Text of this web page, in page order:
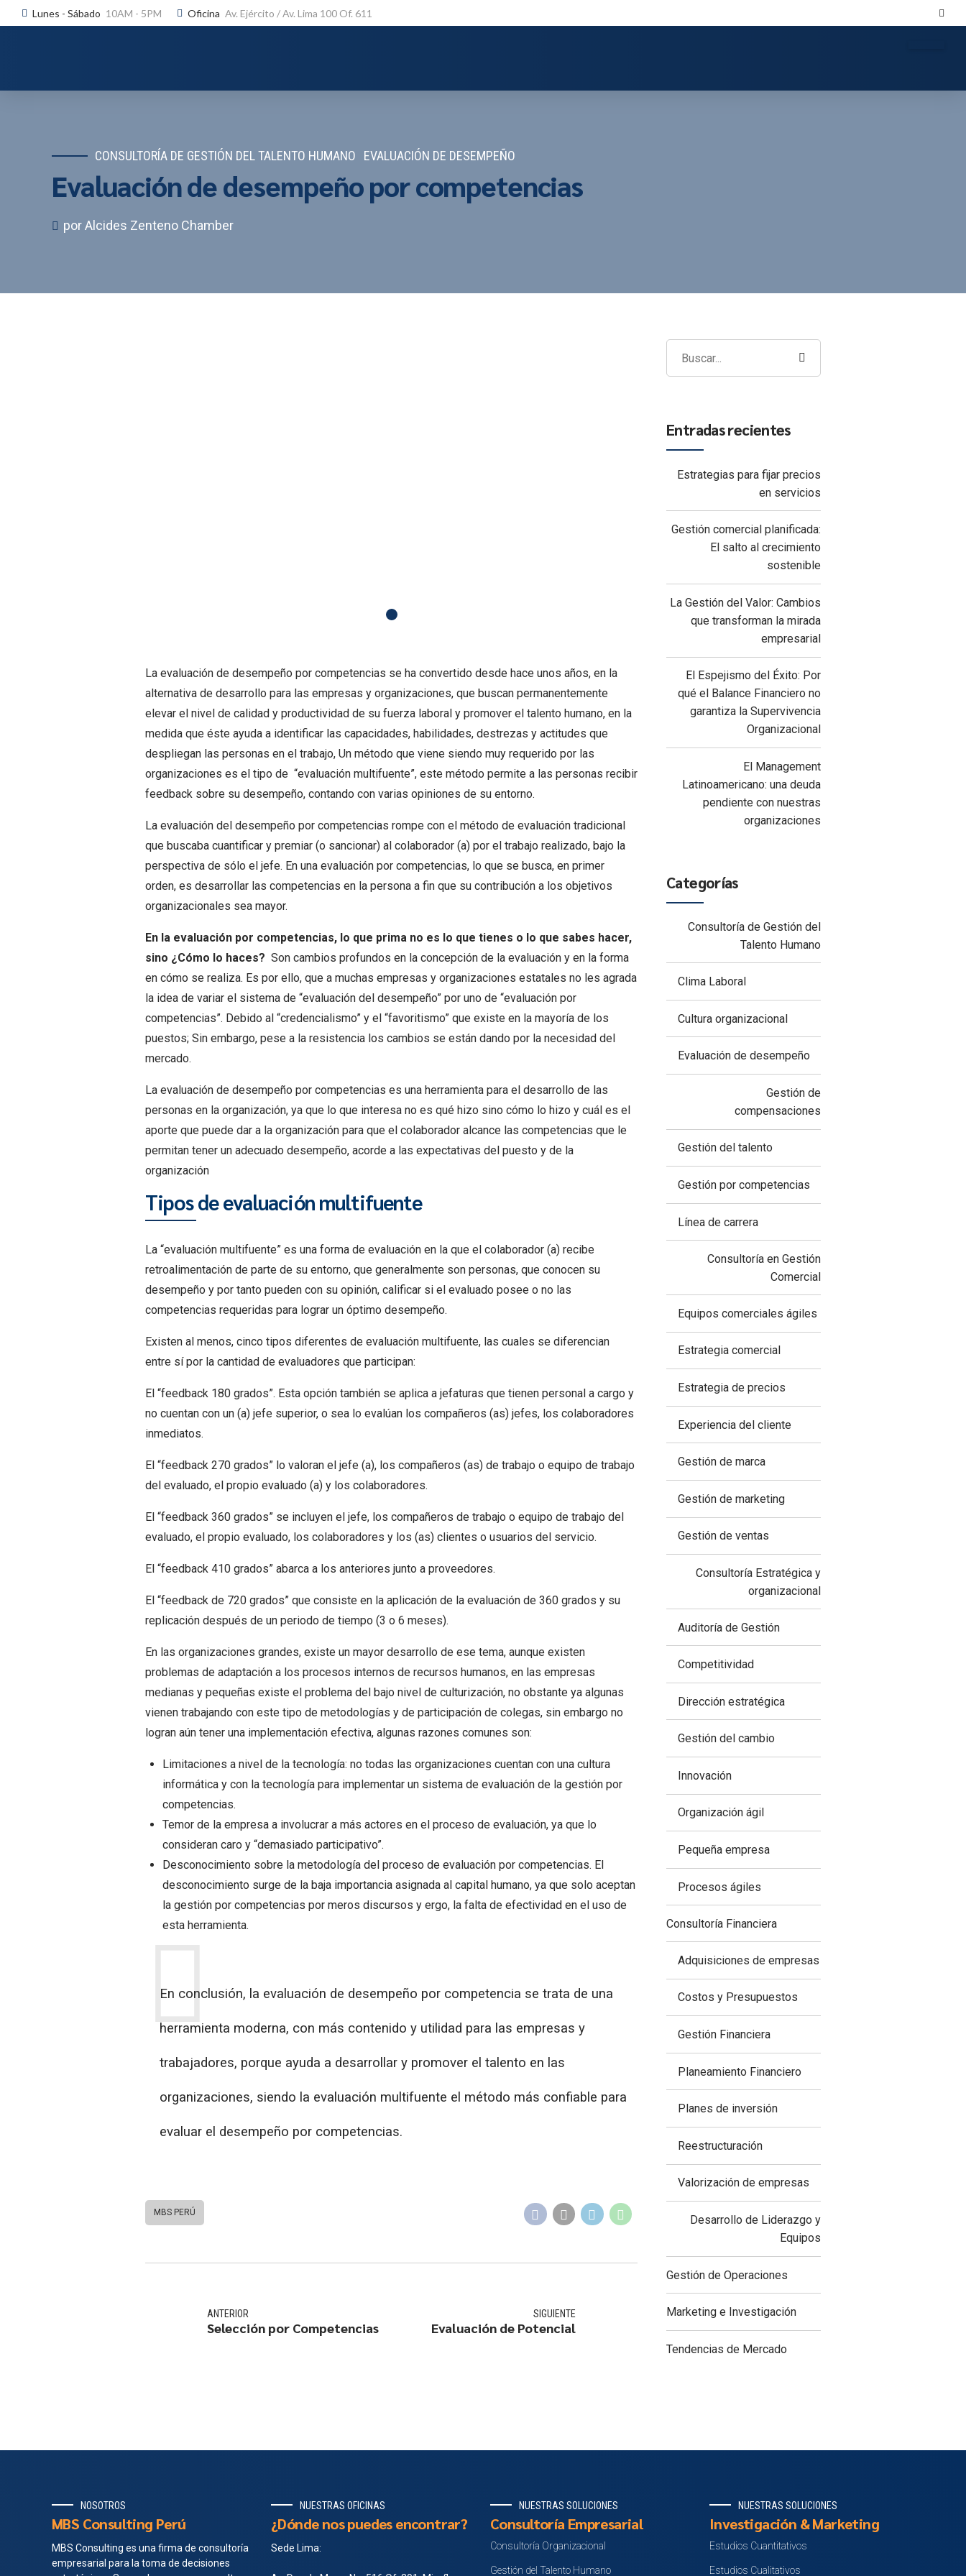
Lunes - Sábado 10AM - 5PM Oficina Av. Ejército / Av. Lima 100 Of. 611
CONSULTORÍA DE GESTIÓN DEL TALENTO HUMANO EVALUACIÓN DE DESEMPEÑO
Evaluación de desempeño por competencias
por Alcides Zenteno Chamber
La evaluación de desempeño por competencias se ha convertido desde hace unos años, en la
alternativa de desarrollo para las empresas y organizaciones, que buscan permanentemente
elevar el nivel de calidad y productividad de su fuerza laboral y promover el talento humano, en la
medida que éste ayuda a identificar las capacidades, habilidades, destrezas y actitudes que
despliegan las personas en el trabajo, Un método que viene siendo muy requerido por las
organizaciones es el tipo de “evaluación multifuente”, este método permite a las personas recibir
feedback sobre su desempeño, contando con varias opiniones de su entorno.
La evaluación del desempeño por competencias rompe con el método de evaluación tradicional
que buscaba cuantificar y premiar (o sancionar) al colaborador (a) por el trabajo realizado, bajo la
perspectiva de sólo el jefe. En una evaluación por competencias, lo que se busca, en primer
orden, es desarrollar las competencias en la persona a fin que su contribución a los objetivos
organizacionales sea mayor.
En la evaluación por competencias, lo que prima no es lo que tienes o lo que sabes hacer,
sino ¿Cómo lo haces? Son cambios profundos en la concepción de la evaluación y en la forma
en cómo se realiza. Es por ello, que a muchas empresas y organizaciones estatales no les agrada
la idea de variar el sistema de “evaluación del desempeño” por uno de “evaluación por
competencias”. Debido al “credencialismo” y el “favoritismo” que existe en la mayoría de los
puestos; Sin embargo, pese a la resistencia los cambios se están dando por la necesidad del
mercado.
La evaluación de desempeño por competencias es una herramienta para el desarrollo de las
personas en la organización, ya que lo que interesa no es qué hizo sino cómo lo hizo y cuál es el
aporte que puede dar a la organización para que el colaborador alcance las competencias que le
permitan tener un adecuado desempeño, acorde a las expectativas del puesto y de la
organización
Tipos de evaluación multifuente
La “evaluación multifuente” es una forma de evaluación en la que el colaborador (a) recibe
retroalimentación de parte de su entorno, que generalmente son personas, que conocen su
desempeño y por tanto pueden con su opinión, calificar si el evaluado posee o no las
competencias requeridas para lograr un óptimo desempeño.
Existen al menos, cinco tipos diferentes de evaluación multifuente, las cuales se diferencian
entre sí por la cantidad de evaluadores que participan:
El “feedback 180 grados”. Esta opción también se aplica a jefaturas que tienen personal a cargo y
no cuentan con un (a) jefe superior, o sea lo evalúan los compañeros (as) jefes, los colaboradores
inmediatos.
El “feedback 270 grados” lo valoran el jefe (a), los compañeros (as) de trabajo o equipo de trabajo
del evaluado, el propio evaluado (a) y los colaboradores.
El “feedback 360 grados” se incluyen el jefe, los compañeros de trabajo o equipo de trabajo del
evaluado, el propio evaluado, los colaboradores y los (as) clientes o usuarios del servicio.
El “feedback 410 grados” abarca a los anteriores junto a proveedores.
El “feedback de 720 grados” que consiste en la aplicación de la evaluación de 360 grados y su
replicación después de un periodo de tiempo (3 o 6 meses).
En las organizaciones grandes, existe un mayor desarrollo de ese tema, aunque existen
problemas de adaptación a los procesos internos de recursos humanos, en las empresas
medianas y pequeñas existe el problema del bajo nivel de culturización, no obstante ya algunas
vienen trabajando con este tipo de metodologías y de participación de colegas, sin embargo no
logran aún tener una implementación efectiva, algunas razones comunes son:
Limitaciones a nivel de la tecnología: no todas las organizaciones cuentan con una cultura
informática y con la tecnología para implementar un sistema de evaluación de la gestión por
competencias.
Temor de la empresa a involucrar a más actores en el proceso de evaluación, ya que lo
consideran caro y “demasiado participativo”.
Desconocimiento sobre la metodología del proceso de evaluación por competencias. El
desconocimiento surge de la baja importancia asignada al capital humano, ya que solo aceptan
la gestión por competencias por meros discursos y ergo, la falta de efectividad en el uso de
esta herramienta.
En conclusión, la evaluación de desempeño por competencia se trata de una
herramienta moderna, con más contenido y utilidad para las empresas y
trabajadores, porque ayuda a desarrollar y promover el talento en las
organizaciones, siendo la evaluación multifuente el método más confiable para
evaluar el desempeño por competencias.
MBS PERÚ
ANTERIOR
Selección por Competencias
SIGUIENTE
Evaluación de Potencial
Entradas recientes
Estrategias para fijar precios
en servicios
Gestión comercial planificada:
El salto al crecimiento
sostenible
La Gestión del Valor: Cambios
que transforman la mirada
empresarial
El Espejismo del Éxito: Por
qué el Balance Financiero no
garantiza la Supervivencia
Organizacional
El Management
Latinoamericano: una deuda
pendiente con nuestras
organizaciones
Categorías
Consultoría de Gestión del
Talento Humano
Clima Laboral
Cultura organizacional
Evaluación de desempeño
Gestión de
compensaciones
Gestión del talento
Gestión por competencias
Línea de carrera
Consultoría en Gestión
Comercial
Equipos comerciales ágiles
Estrategia comercial
Estrategia de precios
Experiencia del cliente
Gestión de marca
Gestión de marketing
Gestión de ventas
Consultoría Estratégica y
organizacional
Auditoría de Gestión
Competitividad
Dirección estratégica
Gestión del cambio
Innovación
Organización ágil
Pequeña empresa
Procesos ágiles
Consultoría Financiera
Adquisiciones de empresas
Costos y Presupuestos
Gestión Financiera
Planeamiento Financiero
Planes de inversión
Reestructuración
Valorización de empresas
Desarrollo de Liderazgo y
Equipos
Gestión de Operaciones
Marketing e Investigación
Tendencias de Mercado
NOSOTROS
MBS Consulting Perú
MBS Consulting es una firma de consultoría
empresarial para la toma de decisiones
NUESTRAS OFICINAS
¿Dónde nos puedes encontrar?
Sede Lima:
NUESTRAS SOLUCIONES
Consultoría Empresarial
Consultoría Organizacional
Gestión del Talento Humano
NUESTRAS SOLUCIONES
Investigación & Marketing
Estudios Cuantitativos
Estudios Cualitativos